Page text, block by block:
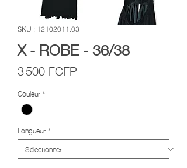
SKU : 12102011.03
X - ROBE - 36/38
3 500 FCFP
Couleur*
Longueur*